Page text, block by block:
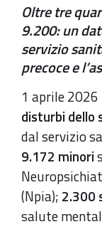
Oltre tre
9.200: un
servizio
precoce e
1 aprile 2026
disturbi
dal servizio
9.172 minori
(Npia); 2.300
salute